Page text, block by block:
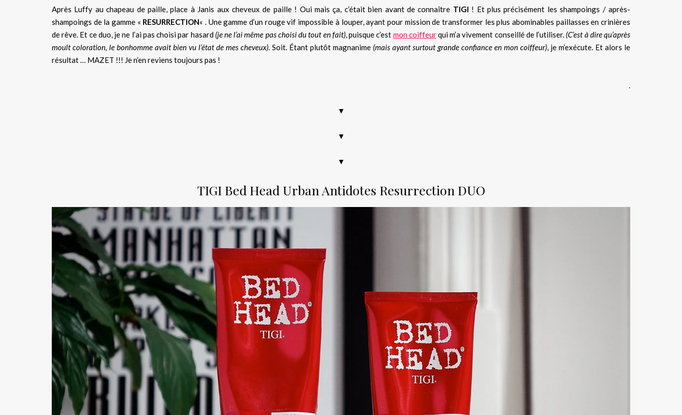
Après Luffy au chapeau de paille, place à Janis aux cheveux de paille ! Oui mais ça, c’était bien avant de connaître TIGI ! Et plus précisément les shampoings / après-
shampoings de la gamme « RESURRECTION« . Une gamme d’un rouge vif impossible à louper, ayant pour mission de transformer les plus abominables paillasses en crinières
de rêve. Et ce duo, je ne l’ai pas choisi par hasard(je ne l’ai même pas choisi du tout en fait), puisque c’est mon coiffeurqui m’a vivement conseillé de l’utiliser. (C’est à dire qu’après
moult coloration, le bonhomme avait bien vu l’état de mes cheveux). Soit. Étant plutôt magnanime (mais ayant surtout grande confiance en mon coiffeur), je m’exécute. Et alors le
résultat … MAZET !!! Je n’en reviens toujours pas !
.
▼
▼
▼
TIGI Bed Head Urban Antidotes Resurrection DUO